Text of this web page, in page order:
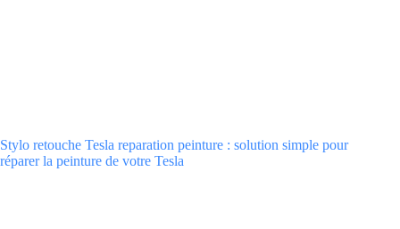
Stylo retouche Tesla reparation peinture : solution simple pour
réparer la peinture de votre Tesla